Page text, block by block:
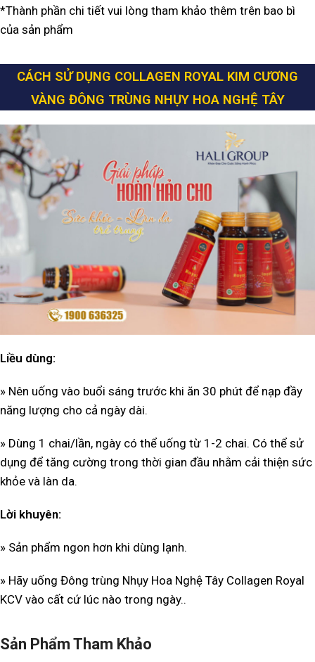
*Thành phần chi tiết vui lòng tham khảo thêm trên bao bì
của sản phẩm
CÁCH SỬ DỤNG COLLAGEN ROYAL KIM CƯƠNG
VÀNG ĐÔNG TRÙNG NHỤY HOA NGHỆ TÂY
Liều dùng:
» Nên uống vào buổi sáng trước khi ăn 30 phút để nạp đầy
năng lượng cho cả ngày dài.
» Dùng 1 chai/lần, ngày có thể uống từ 1-2 chai. Có thể sử
dụng để tăng cường trong thời gian đầu nhằm cải thiện sức
khỏe và làn da.
Lời khuyên:
» Sản phẩm ngon hơn khi dùng lạnh.
» Hãy uống Đông trùng Nhụy Hoa Nghệ Tây Collagen Royal
KCV vào cất cứ lúc nào trong ngày..
Sản Phẩm Tham Khảo